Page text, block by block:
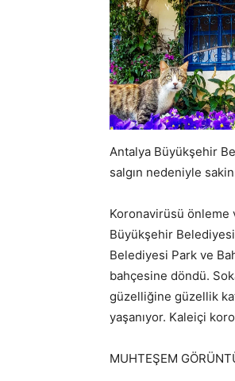
Antalya Büyükşehir
salgın nedeniyle
Koronavirüsü önleme
Büyükşehir
Belediyesi Park ve
bahçesine döndü.
güzelliğine güzellik
yaşanıyor. Kaleiçi
MUHTEŞEM